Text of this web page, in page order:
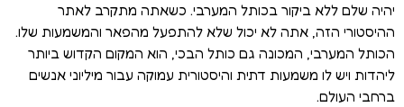
יהיה שלם ללא ביקור בכותל המערבי. כשאתה מתקרב לאתר
ההיסטורי הזה, אתה לא יכול שלא להתפעל מהפאר והמשמעות שלו.
הכותל המערבי, המכונה גם כותל הבכי, הוא המקום הקדוש ביותר
ליהדות ויש לו משמעות דתית והיסטורית עמוקה עבור מיליוני אנשים
ברחבי העולם.